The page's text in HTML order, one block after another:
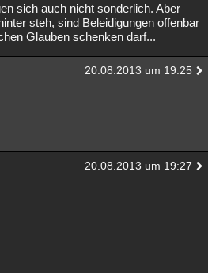
sich auch nicht sonderlich. Aber
steh, sind Beleidigungen offenbar
Glauben schenken darf...
20.08.2013 um 19:25
20.08.2013 um 19:27